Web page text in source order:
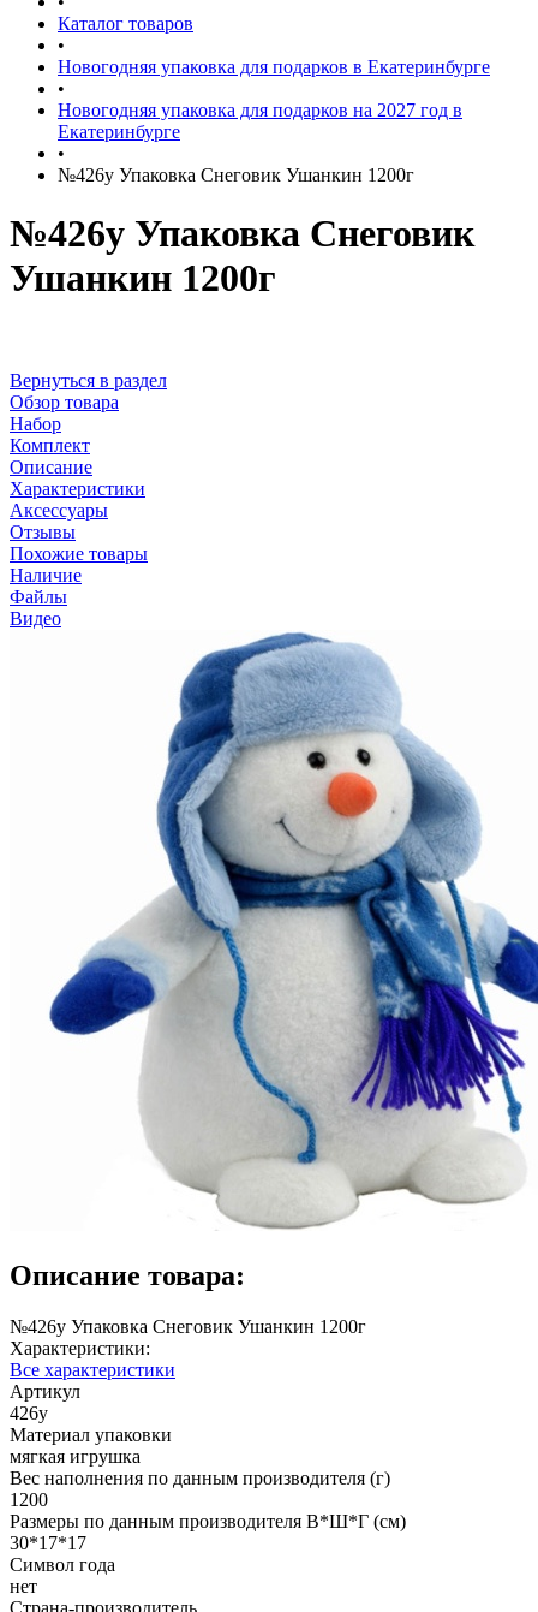
Каталог товаров
•
Новогодняя упаковка для подарков в Екатеринбурге
•
Новогодняя упаковка для подарков на 2027 год в
Екатеринбурге
•
№426у Упаковка Снеговик Ушанкин 1200г
№426у Упаковка Снеговик
Ушанкин 1200г
Вернуться в раздел
Обзор товара
Набор
Комплект
Описание
Характеристики
Аксессуары
Отзывы
Похожие товары
Наличие
Файлы
Видео
Описание товара:
№426у Упаковка Снеговик Ушанкин 1200г
Характеристики:
Все характеристики
Артикул
426у
Материал упаковки
мягкая игрушка
Вес наполнения по данным производителя (г)
1200
Размеры по данным производителя В*Ш*Г (см)
30*17*17
Символ года
нет
Страна-производитель